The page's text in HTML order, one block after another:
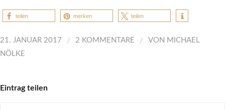
teilen merken teilen
21. JANUAR 2017 / 2 KOMMENTARE / VON MICHAEL
NÖLKE
Eintrag teilen